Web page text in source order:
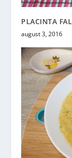
PLACINTA
august 3, 2016